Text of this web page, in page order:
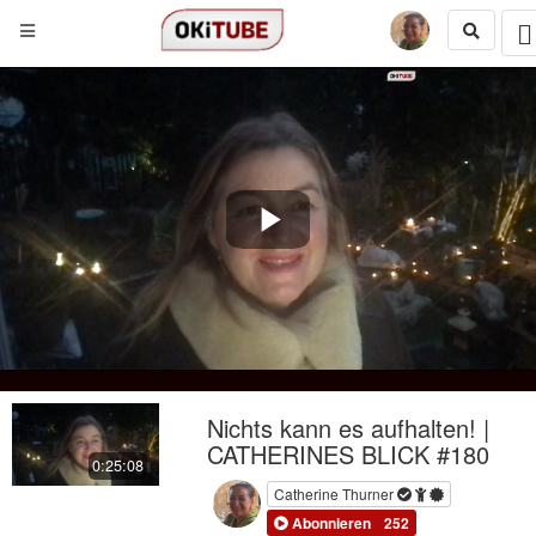
Play
Video
0:25:08
Nichts kann es aufhalten! |
CATHERINES BLICK #180
Catherine Thurner
Abonnieren 252